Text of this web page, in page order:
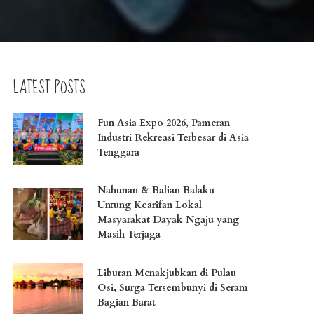
LATEST POSTS
Fun Asia Expo 2026, Pameran
Industri Rekreasi Terbesar di Asia
Tenggara
Nahunan & Balian Balaku
Untung Kearifan Lokal
Masyarakat Dayak Ngaju yang
Masih Terjaga
Liburan Menakjubkan di Pulau
Osi, Surga Tersembunyi di Seram
Bagian Barat